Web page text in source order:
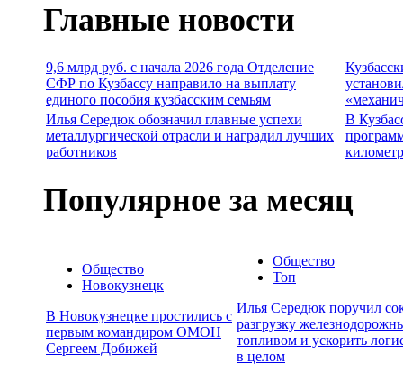
Главные новости
9,6 млрд руб. с начала 2026 года Отделение
СФР по Кузбассу направило на выплату
единого пособия кузбасским семьям
Илья Середюк обозначил главные успехи
металлургической отрасли и наградил лучших
работников
В
Популярное за месяц
Общество
Новокузнецк
В Новокузнецке простились с
первым командиром ОМОН
Сергеем Добижей
Общество
Топ
Илья Середюк поручил
разгрузку
топливом и ускорить
в целом